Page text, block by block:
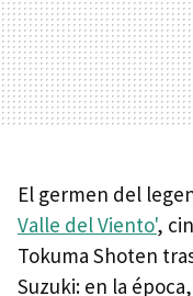
El germen del
Valle del Viento',
Tokuma Shoten
Suzuki: en la